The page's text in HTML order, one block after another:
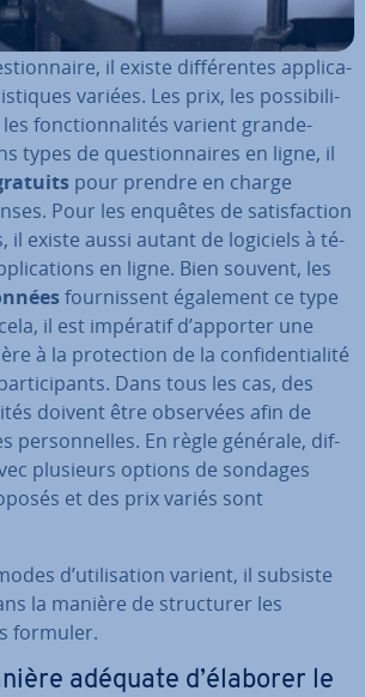
il existe dif­fé­rentes ap­pli­ca­
variées. Les prix, les pos­si­bi­li­
les fonc­tion­na­li­tés varient gran­de­
types de ques­tion­naires en ligne, il
pour prendre en charge
Pour les enquêtes de sa­tis­fac­tion
il existe aussi autant de logiciels à té­
en ligne. Bien souvent, les
four­nis­sent également ce type
il est impératif d’apporter une
à la pro­tec­tion de la con­fi­den­tia­lité
Dans tous les cas, des
doivent être observées afin de
per­son­nelles. En règle générale, dif­
plusieurs options de sondages
et des prix variés sont
d’uti­li­sa­tion varient, il subsiste
la manière de struc­tu­rer les
formuler.
adéquate d’élaborer le